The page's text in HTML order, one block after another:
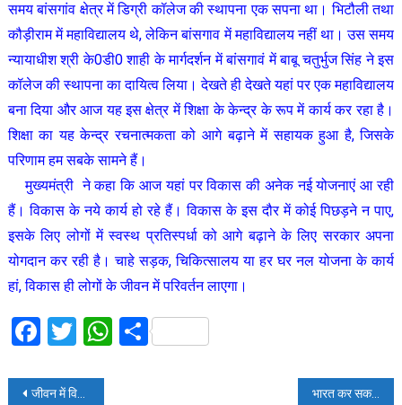
समय बांसगांव क्षेत्र में डिग्री कॉलेज की स्थापना एक सपना था। भिटौली तथा
कौड़ीराम में महाविद्यालय थे, लेकिन बांसगाव में महाविद्यालय नहीं था। उस समय
न्यायाधीश श्री के0डी0 शाही के मार्गदर्शन में बांसगावं में बाबू चतुर्भुज सिंह ने इस
कॉलेज की स्थापना का दायित्व लिया। देखते ही देखते यहां पर एक महाविद्यालय
बना दिया और आज यह इस क्षेत्र में शिक्षा के केन्द्र के रूप में कार्य कर रहा है।
शिक्षा का यह केन्द्र रचनात्मकता को आगे बढ़ाने में सहायक हुआ है, जिसके
परिणाम हम सबके सामने हैं।
मुख्यमंत्री ने कहा कि आज यहां पर विकास की अनेक नई योजनाएं आ रही
हैं। विकास के नये कार्य हो रहे हैं। विकास के इस दौर में कोई पिछड़ने न पाए,
इसके लिए लोगों में स्वस्थ प्रतिस्पर्धा को आगे बढ़ाने के लिए सरकार अपना
योगदान कर रही है। चाहे सड़क, चिकित्सालय या हर घर नल योजना के कार्य
हां, विकास ही लोगों के जीवन में परिवर्तन लाएगा।
Facebook
Twitter
WhatsApp
Share
Post
जीवन में विजेता बनने के लिए शिक्षित होने के साथ ज्ञानवान होना महत्वपूर्ण, ज्ञान, शिक्षण संस्थानों में संवाद के वातावरण और अनुभव से अर्जित होता : मुख्यमंत्री भारत कर सकता है 2028 में COP33 की मेजबानी, जानिए किसी देश को कैसे मिलता है इसका मौका